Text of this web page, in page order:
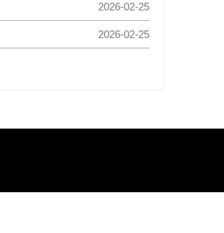
2026-02-25
2026-02-25